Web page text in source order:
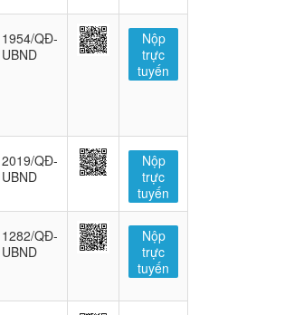
1954/QĐ-
UBND
Nộp
trực
tuyến
2019/QĐ-
UBND
Nộp
trực
tuyến
1282/QĐ-
UBND
Nộp
trực
tuyến